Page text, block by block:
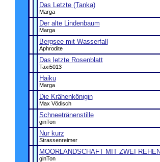
Das Letzte (Tanka)
Marga
Der alte Lindenbaum
Marga
Bergsee mit Wasserfall
Aphrodite
Das letzte Rosenblatt
Taxi5013
Haiku
Marga
Die Krähenkönigin
Max Vödisch
Schneetränenstille
ginTon
Nur kurz
Strassenreimer
MOORLANDSCHAFT MIT ZWEI REHEN
ginTon